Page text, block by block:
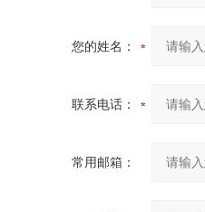
您的姓名：
联系电话：
常用邮箱：